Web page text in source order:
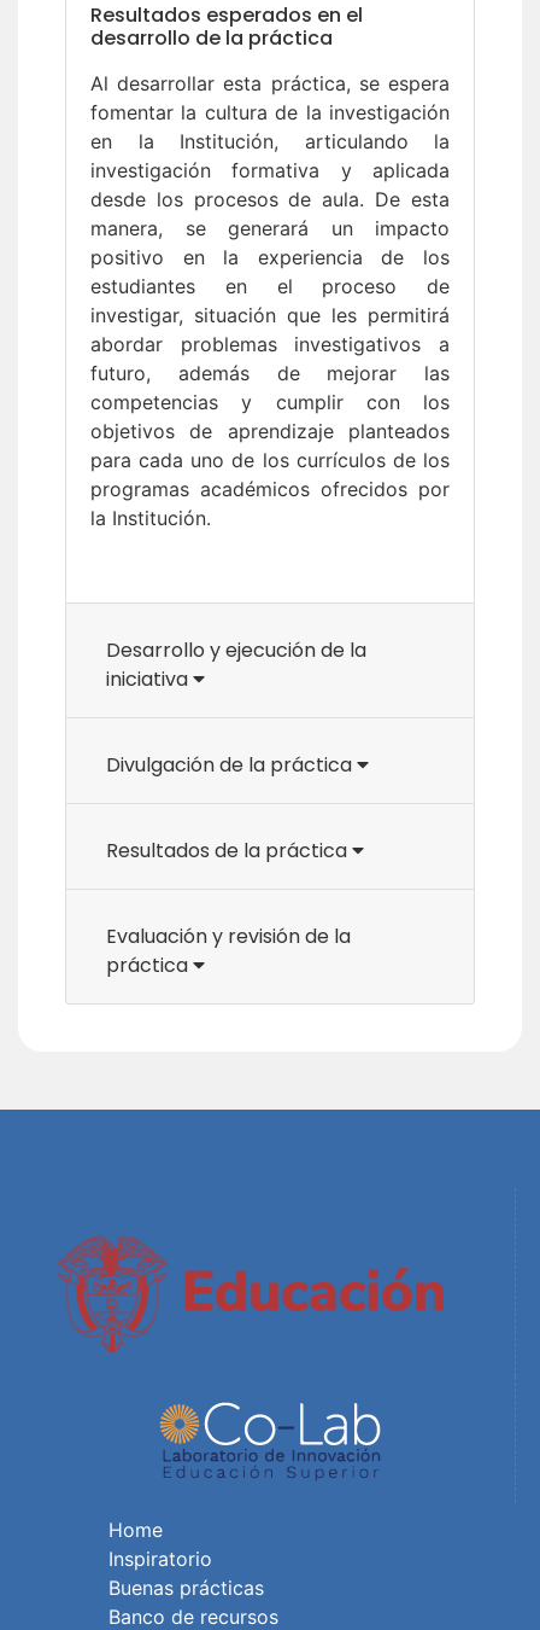
Resultados esperados en el
desarrollo de la práctica
Al desarrollar esta práctica, se espera
fomentar la cultura de la investigación
en la Institución, articulando la
investigación formativa y aplicada
desde los procesos de aula. De esta
manera, se generará un impacto
positivo en la experiencia de los
estudiantes en el proceso de
investigar, situación que les permitirá
abordar problemas investigativos a
futuro, además de mejorar las
competencias y cumplir con los
objetivos de aprendizaje planteados
para cada uno de los currículos de los
programas académicos ofrecidos por
la Institución.
Desarrollo y ejecución de la
iniciativa
Divulgación de la práctica
Resultados de la práctica
Evaluación y revisión de la
práctica
Home
Inspiratorio
Buenas prácticas
Banco de recursos